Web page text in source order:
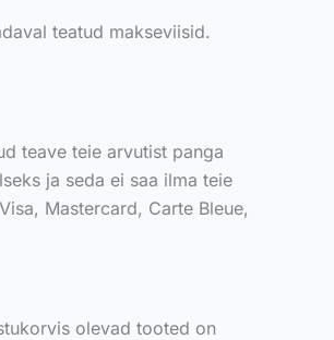
teatud makseviisid.
teave teie arvutist panga
ja seda ei saa ilma teie
Mastercard, Carte Bleue,
olevad tooted on